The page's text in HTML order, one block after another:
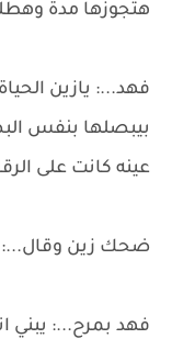
هتجوزها مدة
فهد...: يازين
بيبصلها بنفس
عينه كانت على
ضحك زين وقال...:
فهد بمرح...: يبني